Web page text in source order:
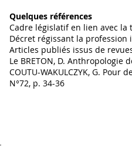
Quelques références
Cadre législatif en lien avec la
Décret régissant la profession
Articles publiés issus de
Le BRETON, D. Anthropologie
COUTU-WAKULCZYK, G.
N°72, p. 34-36